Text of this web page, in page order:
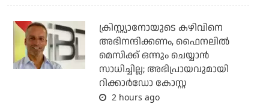
ക്രിസ്റ്റ്യാനോയുടെ കഴിവിനെ
അഭിനന്ദിക്കണം, ഫൈനലില്‍
മെസിക്ക് ഒന്നും ചെയ്യാന്‍
സാധിച്ചില്ല; അഭിപ്രായവുമായി
റിക്കാര്‍ഡോ കോസ്റ്റ
2 hours ago